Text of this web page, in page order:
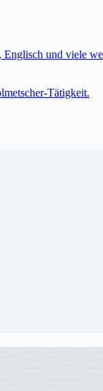
und viele
Tätigkeit.